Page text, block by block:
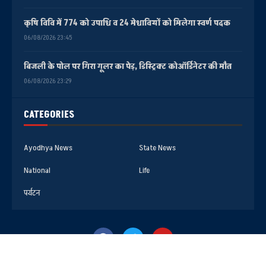
CATEGORIES
Ayodhya News
State News
National
Life
पर्यटन
कृषि विवि में 774 को उपाधि व 24 मेधावियों को मिलेगा स्वर्ण पदक
06/08/2026 23:45
बिजली के पोल पर गिरा गूलर का पेड़, डिस्ट्रिक्ट कोऑर्डिनेटर की मौत
06/08/2026 23:29